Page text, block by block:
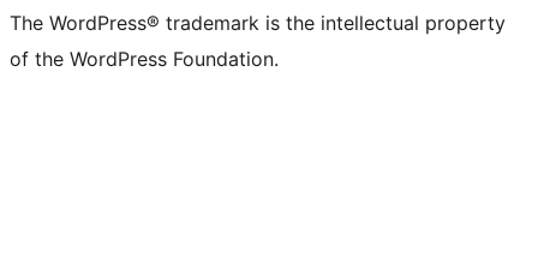
The WordPress® trademark is the intellectual property
of the WordPress Foundation.